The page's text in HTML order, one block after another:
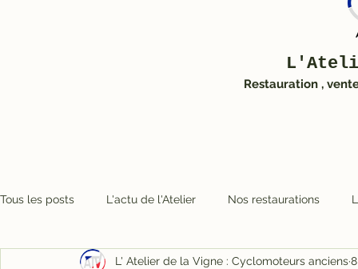
Restauration ,
Tous les posts L'actu de l'Atelier Nos restaurations
L' Atelier de la Vigne : Cyclomoteurs anciens